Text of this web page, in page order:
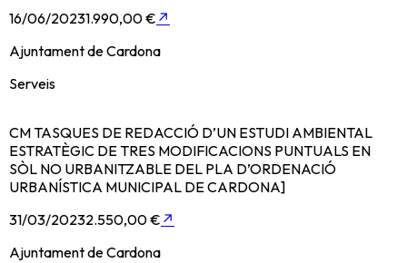
16/06/20231.990,00 € ↗
Ajuntament de Cardona
Serveis
CM TASQUES DE REDACCIÓ D’UN ESTUDI AMBIENTAL
ESTRATÈGIC DE TRES MODIFICACIONS PUNTUALS EN
SÒL NO URBANITZABLE DEL PLA D’ORDENACIÓ
URBANÍSTICA MUNICIPAL DE CARDONA]
31/03/20232.550,00 € ↗
Ajuntament de Cardona